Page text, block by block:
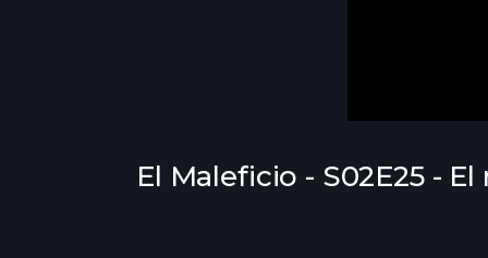
El Maleficio - S02E25 -